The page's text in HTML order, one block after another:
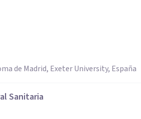
de Madrid, Exeter University, España
Sanitaria